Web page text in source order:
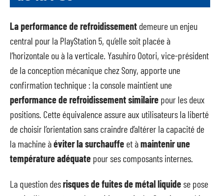
La performance de refroidissement demeure un enjeu
central pour la PlayStation 5, qu’elle soit placée à
l’horizontale ou à la verticale. Yasuhiro Ootori, vice-président
de la conception mécanique chez Sony, apporte une
confirmation technique : la console maintient une
performance de refroidissement similaire pour les deux
positions. Cette équivalence assure aux utilisateurs la liberté
de choisir l’orientation sans craindre d’altérer la capacité de
la machine àéviter la surchauffe et àmaintenir une
température adéquate pour ses composants internes.
La question desrisques de fuites de métal liquidese pose